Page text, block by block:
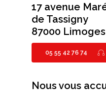
17 avenue
de Tassigny
87000 Limoges
05 55 42 76 74
Nous vous